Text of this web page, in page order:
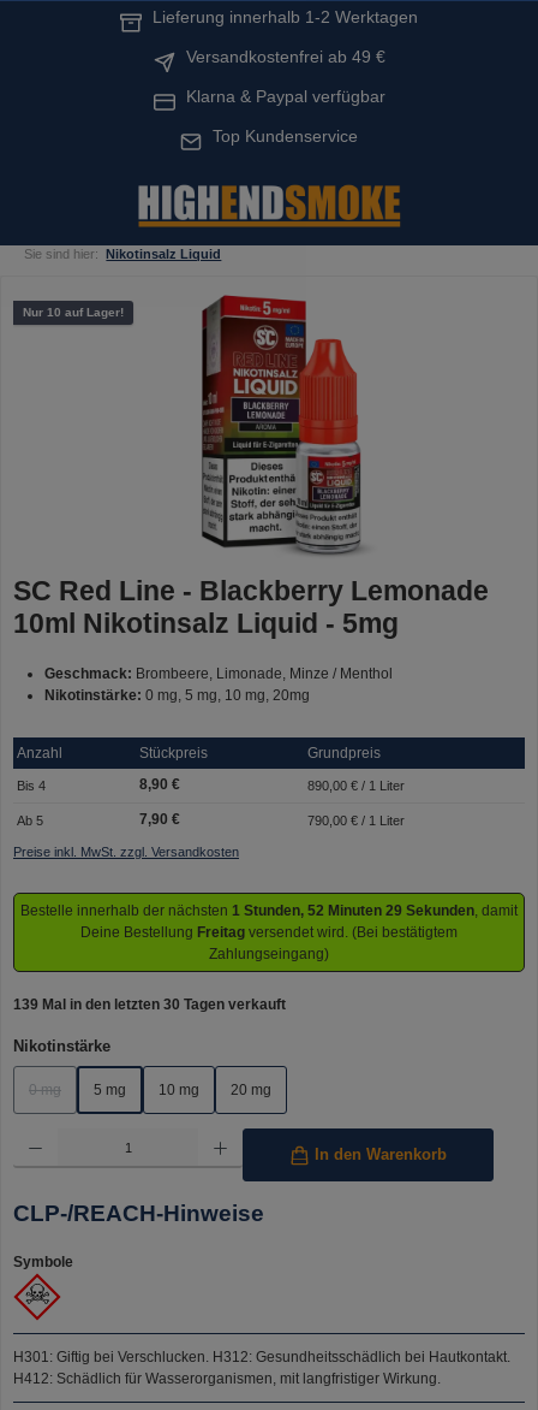
Lieferung innerhalb 1-2 Werktagen
Versandkostenfrei ab 49 €
Klarna & Paypal verfügbar
Top Kundenservice
Sie sind hier: Nikotinsalz Liquid
Bildergalerie überspringen
Nur 10 auf Lager!
SC Red Line - Blackberry Lemonade
10ml Nikotinsalz Liquid - 5mg
Geschmack: Brombeere, Limonade, Minze / Menthol
Nikotinstärke: 0 mg, 5 mg, 10 mg, 20mg
Anzahl Stückpreis Grundpreis
Bis4 8,90 € 890,00 € / 1 Liter
Ab5 7,90 € 790,00 € / 1 Liter
Preise inkl. MwSt. zzgl. Versandkosten
Bestelle innerhalb der nächsten 1 Stunden, 52 Minuten 29 Sekunden, damit
Deine Bestellung Freitag versendet wird. (Bei bestätigtem
Zahlungseingang)
139 Mal in den letzten 30 Tagen verkauft
Nikotinstärkeauswählen
0 mg
(Diese Option ist zurzeit nicht verfügbar.)
5 mg 10 mg 20 mg
In den Warenkorb
CLP-/REACH-Hinweise
Symbole
H301: Giftig bei Verschlucken. H312: Gesundheitsschädlich bei Hautkontakt.
H412: Schädlich für Wasserorganismen, mit langfristiger Wirkung.